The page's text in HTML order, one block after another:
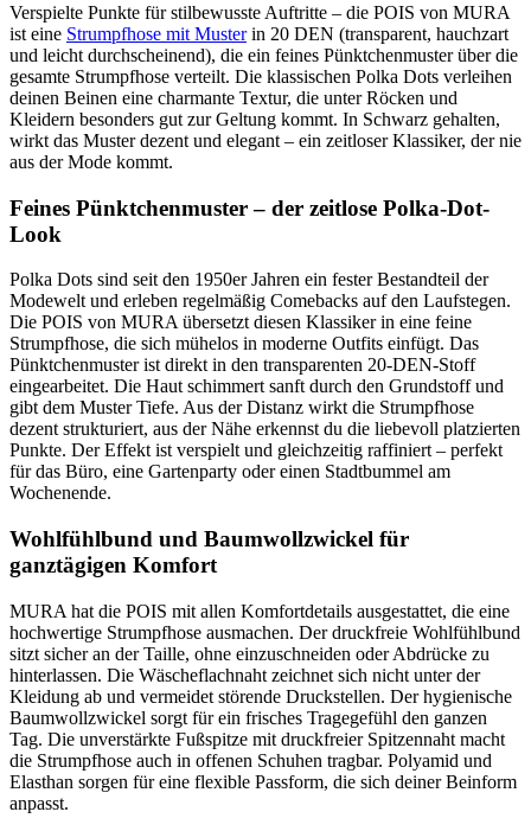
Verspielte Punkte für stilbewusste Auftritte – die POIS von MURA
ist eine Strumpfhose mit Musterin 20 DEN (transparent, hauchzart
und leicht durchscheinend), die ein feines Pünktchenmuster über die
gesamte Strumpfhose verteilt. Die klassischen Polka Dots verleihen
deinen Beinen eine charmante Textur, die unter Röcken und
Kleidern besonders gut zur Geltung kommt. In Schwarz gehalten,
wirkt das Muster dezent und elegant – ein zeitloser Klassiker, der nie
aus der Mode kommt.
Feines Pünktchenmuster – der zeitlose Polka-Dot-
Look
Polka Dots sind seit den 1950er Jahren ein fester Bestandteil der
Modewelt und erleben regelmäßig Comebacks auf den Laufstegen.
Die POIS von MURA übersetzt diesen Klassiker in eine feine
Strumpfhose, die sich mühelos in moderne Outfits einfügt. Das
Pünktchenmuster ist direkt in den transparenten 20-DEN-Stoff
eingearbeitet. Die Haut schimmert sanft durch den Grundstoff und
gibt dem Muster Tiefe. Aus der Distanz wirkt die Strumpfhose
dezent strukturiert, aus der Nähe erkennst du die liebevoll platzierten
Punkte. Der Effekt ist verspielt und gleichzeitig raffiniert – perfekt
für das Büro, eine Gartenparty oder einen Stadtbummel am
Wochenende.
Wohlfühlbund und Baumwollzwickel für
ganztägigen Komfort
MURA hat die POIS mit allen Komfortdetails ausgestattet, die eine
hochwertige Strumpfhose ausmachen. Der druckfreie Wohlfühlbund
sitzt sicher an der Taille, ohne einzuschneiden oder Abdrücke zu
hinterlassen. Die Wäscheflachnaht zeichnet sich nicht unter der
Kleidung ab und vermeidet störende Druckstellen. Der hygienische
Baumwollzwickel sorgt für ein frisches Tragegefühl den ganzen
Tag. Die unverstärkte Fußspitze mit druckfreier Spitzennaht macht
die Strumpfhose auch in offenen Schuhen tragbar. Polyamid und
Elasthan sorgen für eine flexible Passform, die sich deiner Beinform
anpasst.